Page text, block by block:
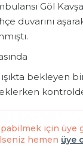
Göl
duvarını
ışıkta
beklerken
için üye
hemen üye